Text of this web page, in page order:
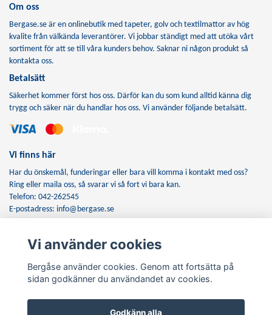
Om oss
Bergase.se är en onlinebutik med tapeter, golv och textilmattor av hög
kvalite från välkända leverantörer. Vi jobbar ständigt med att utöka vårt
sortiment för att se till våra kunders behov. Saknar ni någon produkt så
kontakta oss.
Betalsätt
Säkerhet kommer först hos oss. Därför kan du som kund alltid känna dig
trygg och säker när du handlar hos oss. Vi använder följande betalsätt.
Vi finns här
Har du önskemål, funderingar eller bara vill komma i kontakt med oss?
Ring eller maila oss, så svarar vi så fort vi bara kan.
Telefon: 042-262545
E-postadress: info@bergase.se
Anmäl dig till vårt nyhetsbrev
Prenumerera
Vi använder cookies
Bergåse använder cookies. Genom att fortsätta på
sidan godkänner du användandet av cookies.
Godkänn alla